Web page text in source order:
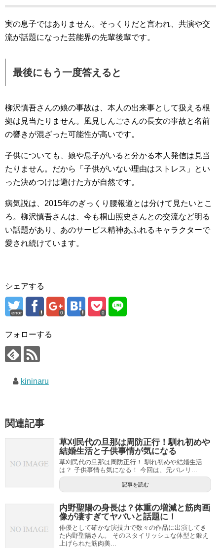
実の息子ではありません。そっくりだと言われ、共演や交
流が話題になった芸能界の先輩後輩です。
最後にもう一度答えると
柳沢慎吾さんの娘の事故は、本人の出来事として扱える根
拠は見当たりません。風見しんごさんの長女の事故と名前
の響きが混ざった可能性が高いです。
子供についても、娘や息子がいると分かる本人発信は見当
たりません。だから「子供がいない理由はストレス」とい
った決めつけは避けた方が自然です。
病気説は、2015年のぎっくり腰報道とは分けて見たいとこ
ろ。柳沢慎吾さんは、今も桐山照史さんとの交流など明る
い話題があり、あのサービス精神あふれるキャラクターで
愛され続けています。
シェアする
error 0 0
フォローする
kininaru
関連記事
草刈民代の旦那は周防正行！馴れ初めや
結婚生活と子供事情が気になる
草刈民代の旦那は周防正行！ 馴れ初めや結婚生活
は？ 子供事情も気になる！ 今回は、元バレリ...
記事を読む
内野聖陽の身長は？体重の増減と筋肉画
像が凄すぎてヤバいと話題に！
俳優として確かな演技力で数々の作品に出演してき
た内野聖陽さん。 そのスタイリッシュな体型と鍛え
上げられた筋肉美...